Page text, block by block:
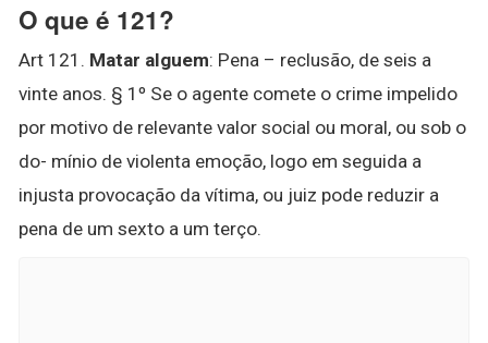
O que é 121?
Art 121. Matar alguem: Pena – reclusão, de seis a
vinte anos. § 1º Se o agente comete o crime impelido
por motivo de relevante valor social ou moral, ou sob o
do- mínio de violenta emoção, logo em seguida a
injusta provocação da vítima, ou juiz pode reduzir a
pena de um sexto a um terço.